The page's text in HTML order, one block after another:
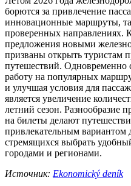
борются за привлечение
инновационные маршруты,
проверенных направлениях.
предложения новыми
призваны открыть туристам
путешествий. Одновременно
работу на популярных
и улучшая условия для
является увеличение
летний сезон. Разнообразие
на билеты делают
привлекательным вариантом
стремящихся выбрать
городами и регионами.
Источник: Ekonomický deník